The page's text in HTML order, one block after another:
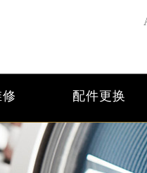
配件更换